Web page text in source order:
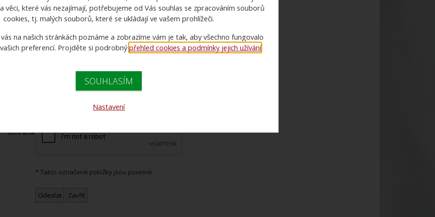
* Jméno:
adresáta
ochrana
* Takto označené položky jsou povinné.
věci, které vás nezajímají, potřebujeme od Vás souhlas se zpracováním souborů
cookies, tj. malých souborů, které se ukládají ve vašem prohlížeči.
na našich stránkách poznáme a zobrazíme vám je tak, aby všechno fungovalo
preferencí. Projděte si podrobnýpřehled cookies a podmínky jejich užívání
SOUHLASÍM
Nastavení